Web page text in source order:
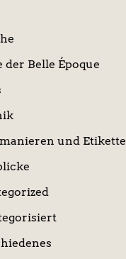
der Belle Époque
und Etikette